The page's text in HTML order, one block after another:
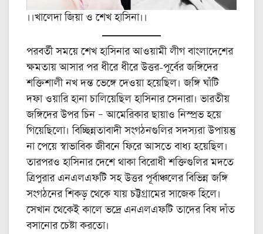
।।খালেদা জিয়া ও শেখ হাসিনা।।
পরবর্তী সময়ে শেখ হাসিনার আওয়ামী লীগ বাংলাদেশের
ক্ষমতায় আসার পর ধীরে ধীরে উত্তর-পূর্বের জঙ্গিদের
শক্তিশালী নখ দন্ত ভেঙ্গে দেওয়া হয়েছিল। জঙ্গি ঘাঁটি
দফা ওয়ারি হানা চালিয়েছিল হাসিনার সেনারা। ভারতীয়
জঙ্গিদের উপর চিন – আমেরিকার ছায়াও নিস্প্রভ হয়ে
গিয়েছিলো। বিচ্ছিন্নতাবাদী সংগঠনগুলির সদস্যরা উপায়ন্তু
না পেয়ে স্বাভাবিক জীবনে ফিরে আসতে বাধ্য হয়েছিল।
তারপরও হাসিনার দেশে থাকা বিরোধী শক্তিগুলির মদতে
ত্রিপুরার এনএলএফটি সহ উত্তর পূর্বাঞ্চলের বিভিন্ন জঙ্গি
সংগঠনের শিকড় থেকে যায় চট্টগ্রামের সাজেক হিলে।
সেখান থেকেই কালে ভদ্রে এনএলএফটি তাদের বিষ দাঁত
বসানোর চেষ্টা করতো।